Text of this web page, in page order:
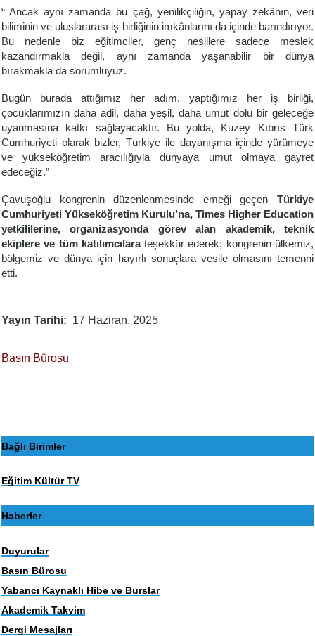
“ Ancak aynı zamanda bu çağ, yenilikçiliğin, yapay zekânın, veri
biliminin ve uluslararası iş birliğinin imkânlarını da içinde barındırıyor.
Bu nedenle biz eğitimciler, genç nesillere sadece meslek
kazandırmakla değil, aynı zamanda yaşanabilir bir dünya
bırakmakla da sorumluyuz.
Bugün burada attığımız her adım, yaptığımız her iş birliği,
çocuklarımızın daha adil, daha yeşil, daha umut dolu bir geleceğe
uyanmasına katkı sağlayacaktır. Bu yolda, Kuzey Kıbrıs Türk
Cumhuriyeti olarak bizler, Türkiye ile dayanışma içinde yürümeye
ve yükseköğretim aracılığıyla dünyaya umut olmaya gayret
edeceğiz.”
Çavuşoğlu kongrenin düzenlenmesinde emeği geçen Türkiye
Cumhuriyeti Yükseköğretim Kurulu’na, Times Higher Education
yetkililerine, organizasyonda görev alan akademik, teknik
ekiplere ve tüm katılımcılarateşekkür ederek; kongrenin ülkemiz,
bölgemiz ve dünya için hayırlı sonuçlara vesile olmasını temenni
etti.
Yayın Tarihi 17 Haziran, 2025
Basın Bürosu
Bağlı Birimler
Eğitim Kültür TV
Haberler
Duyurular
Basın Bürosu
Yabancı Kaynaklı Hibe ve Burslar
Akademik Takvim
Dergi Mesajları